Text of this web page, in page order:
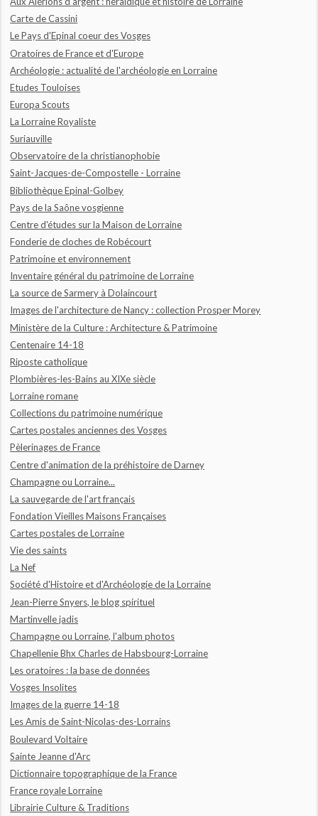
Carte de Cassini
Le Pays d'Epinal coeur des Vosges
Oratoires de France et d'Europe
Archéologie : actualité de l'archéologie en Lorraine
Etudes Touloises
Europa Scouts
La Lorraine Royaliste
Suriauville
Observatoire de la christianophobie
Saint-Jacques-de-Compostelle - Lorraine
Bibliothèque Epinal-Golbey
Pays de la Saône vosgienne
Centre d'études sur la Maison de Lorraine
Fonderie de cloches de Robécourt
Patrimoine et environnement
Inventaire général du patrimoine de Lorraine
La source de Sarmery à Dolaincourt
Images de l'architecture de Nancy : collection Prosper Morey
Ministère de la Culture : Architecture & Patrimoine
Centenaire 14-18
Riposte catholique
Plombières-les-Bains au XIXe siècle
Lorraine romane
Collections du patrimoine numérique
Cartes postales anciennes des Vosges
Pèlerinages de France
Centre d'animation de la préhistoire de Darney
Champagne ou Lorraine...
La sauvegarde de l'art français
Fondation Vieilles Maisons Françaises
Cartes postales de Lorraine
Vie des saints
La Nef
Société d'Histoire et d'Archéologie de la Lorraine
Jean-Pierre Snyers, le blog spirituel
Martinvelle jadis
Champagne ou Lorraine, l'album photos
Chapellenie Bhx Charles de Habsbourg-Lorraine
Les oratoires : la base de données
Vosges Insolites
Images de la guerre 14-18
Les Amis de Saint-Nicolas-des-Lorrains
Boulevard Voltaire
Sainte Jeanne d'Arc
Dictionnaire topographique de la France
France royale Lorraine
Librairie Culture & Traditions